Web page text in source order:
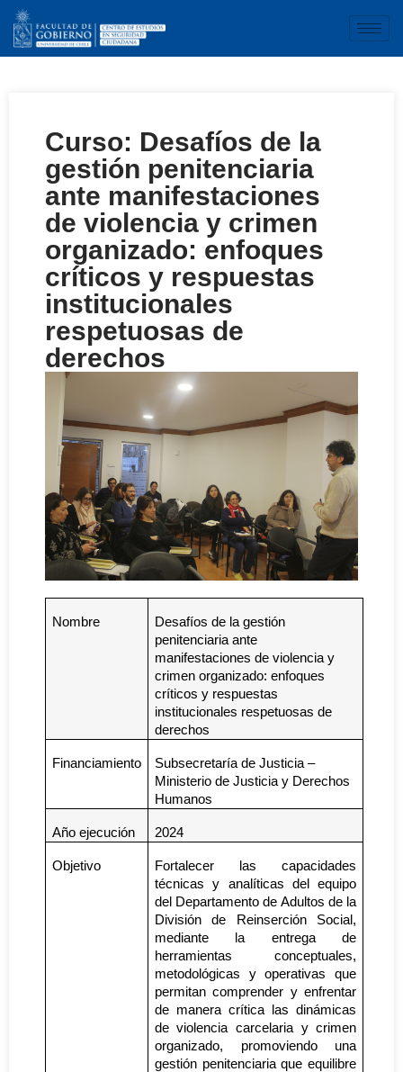
Curso: Desafíos de la
gestión penitenciaria
ante manifestaciones
de violencia y crimen
organizado: enfoques
críticos y respuestas
institucionales
respetuosas de
derechos
Nombre
Desafíos de la gestión
penitenciaria ante
manifestaciones de violencia y
crimen organizado: enfoques
críticos y respuestas
institucionales respetuosas de
derechos
Financiamiento
Subsecretaría de Justicia –
Ministerio de Justicia y Derechos
Humanos
Año ejecución 2024
Objetivo
Fortalecer las capacidades
técnicas y analíticas del equipo
del Departamento de Adultos de la
División de Reinserción Social,
mediante la entrega de
herramientas conceptuales,
metodológicas y operativas que
permitan comprender y enfrentar
de manera crítica las dinámicas
de violencia carcelaria y crimen
organizado, promoviendo una
gestión penitenciaria que equilibre